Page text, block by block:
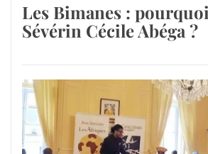
Les Bimanes :
Sévérin Cécile Abéga ?